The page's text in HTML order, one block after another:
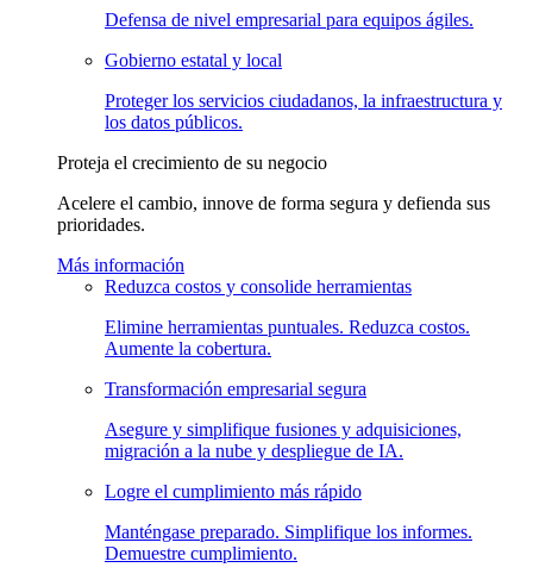
Defensa de nivel empresarial para equipos ágiles.
Gobierno estatal y local
Proteger los servicios ciudadanos, la infraestructura y
los datos públicos.
Proteja el crecimiento de su negocio
Acelere el cambio, innove de forma segura y defienda sus
prioridades.
Más información
Reduzca costos y consolide herramientas
Elimine herramientas puntuales. Reduzca costos.
Aumente la cobertura.
Transformación empresarial segura
Asegure y simplifique fusiones y adquisiciones,
migración a la nube y despliegue de IA.
Logre el cumplimiento más rápido
Manténgase preparado. Simplifique los informes.
Demuestre cumplimiento.